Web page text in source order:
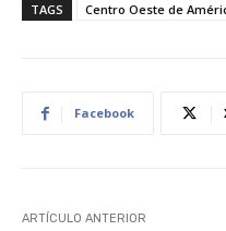
TAGS Centro Oeste de
Facebook
ARTÍCULO ANTERIOR